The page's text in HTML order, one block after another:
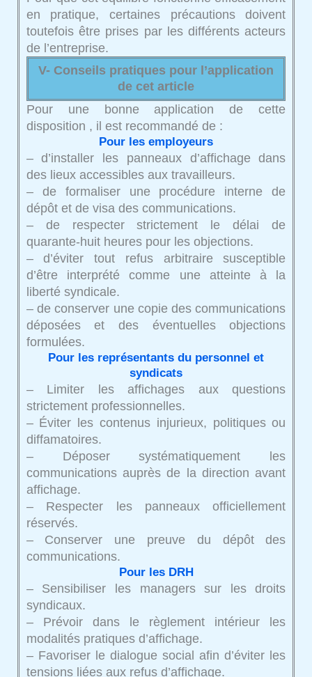
en pratique, certaines précautions doivent
toutefois être prises par les différents acteurs
de l’entreprise.
V- Conseils pratiques pour l’application
de cet article
Pour une bonne application de cette
disposition , il est recommandé de :
Pour les employeurs
– d’installer les panneaux d’affichage dans
des lieux accessibles aux travailleurs.
– de formaliser une procédure interne de
dépôt et de visa des communications.
– de respecter strictement le délai de
quarante-huit heures pour les objections.
– d’éviter tout refus arbitraire susceptible
d’être interprété comme une atteinte à la
liberté syndicale.
– de conserver une copie des communications
déposées et des éventuelles objections
formulées.
Pour les représentants du personnel et
syndicats
– Limiter les affichages aux questions
strictement professionnelles.
– Éviter les contenus injurieux, politiques ou
diffamatoires.
– Déposer systématiquement les
communications auprès de la direction avant
affichage.
– Respecter les panneaux officiellement
réservés.
– Conserver une preuve du dépôt des
communications.
Pour les DRH
– Sensibiliser les managers sur les droits
syndicaux.
– Prévoir dans le règlement intérieur les
modalités pratiques d’affichage.
– Favoriser le dialogue social afin d’éviter les
tensions liées aux refus d’affichage.